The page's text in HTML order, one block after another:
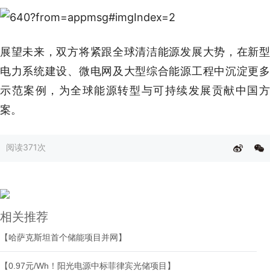
展望未来，双方将紧跟全球清洁能源发展大势，在新型
电力系统建设、微电网及大型综合能源工程中沉淀更多
示范案例，为全球能源转型与可持续发展贡献中国方
案。
阅读371次
相关推荐
【哈萨克斯坦首个储能项目并网】
【0.97元/Wh！阳光电源中标菲律宾光储项目】